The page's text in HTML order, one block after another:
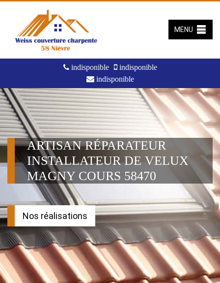
indisponible
indisponible
indisponible
MENU
ARTISAN RÉPARATEUR
INSTALLATEUR DE VELUX
MAGNY COURS 58470
Nos réalisations